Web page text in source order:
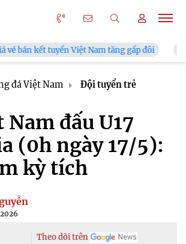
Việt Nam tăng gấp đôi V.League
đá Việt Nam Đội tuyển trẻ
Nam đấu U17
(0h ngày 17/5):
kỳ tích
Theo dõi trên